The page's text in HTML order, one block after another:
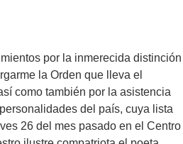
por la inmerecida distinción
la Orden que lleva el
como también por la asistencia
del país, cuya lista
26 del mes pasado en el Centro